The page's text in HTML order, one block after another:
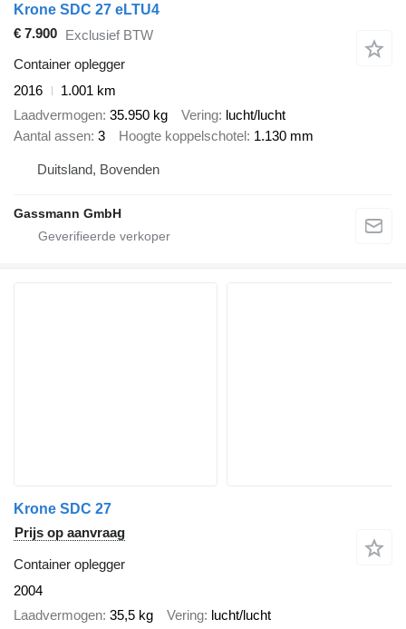
Krone SDC 27 eLTU4
€ 7.900 Exclusief BTW
Container oplegger
2016
1.001 km
Laadvermogen 35.950 kg Vering lucht/lucht
Aantal assen 3 Hoogte koppelschotel 1.130 mm
Duitsland, Bovenden
Gassmann GmbH
Krone SDC 27
Prijs op aanvraag
Container oplegger
2004
Laadvermogen 35,5 kg Vering lucht/lucht